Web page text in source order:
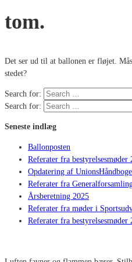
tom.
Det ser ud til at ballonen er fløjet.
stedet?
Search for:
Search for:
Seneste indlæg
Ballonposten
Referater fra bestyrelsesmøder
Opdatering af
Referater fra
Årsberetning 2025
Referater fra møder i
Referater fra bestyrelsesmøder